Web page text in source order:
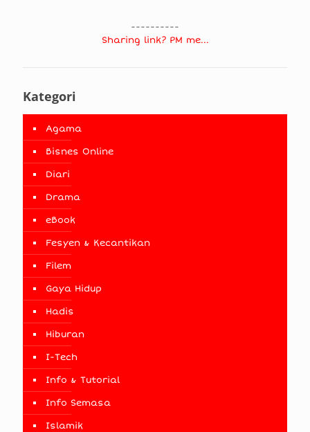
----------
Sharing link? PM me...
Kategori
Agama
Bisnes Online
Diari
Drama
eBook
Fesyen & Kecantikan
Filem
Gaya Hidup
Hadis
Hiburan
I-Tech
Info & Tutorial
Info Semasa
Islamik